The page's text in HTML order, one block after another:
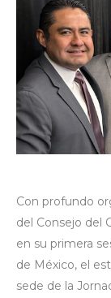
Con profundo
del Consejo del
en su primera
de México, el
sede de la